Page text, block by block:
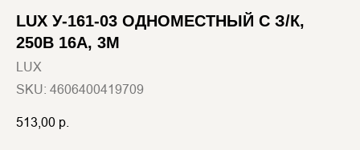
LUX У-161-03 ОДНОМЕСТНЫЙ С З/К,
250В 16А, 3М
LUX
SKU: 4606400419709
513,00 р.